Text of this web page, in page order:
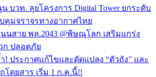
บวท. ลุยโครงการ Digital Tower ยกระดับ
คุมจราจรทางอากาศไทย
นสาย พล.2043 @พิษณุโลก เสริมแกร่ง
ก ปลอดภัย
! ประกาศแก้ไขและดัดแปลง “ตัวถัง” และ
โดยสาร เริ่ม 1 ก.ค.นี้!!